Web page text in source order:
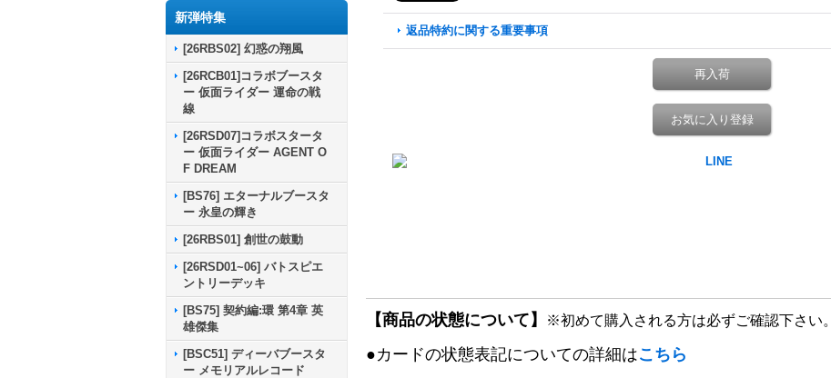
新弾特集
[26RBS02] 幻惑の翔風
[26RCB01]コラボブースタ
ー 仮面ライダー 運命の戦
線
[26RSD07]コラボスタータ
ー 仮面ライダー AGENT O
F DREAM
[BS76] エターナルブースタ
ー 永皇の輝き
[26RBS01] 創世の鼓動
[26RSD01~06] バトスピエ
ントリーデッキ
[BS75] 契約編:環 第4章 英
雄傑集
[BSC51] ディーバブースタ
ー メモリアルレコード
返品特約に関する重要事項
再入荷
お気に入り登録
【商品の状態について】 ※初めて購入される方は必ずご確認下さい。
●カードの状態表記についての詳細はこちら